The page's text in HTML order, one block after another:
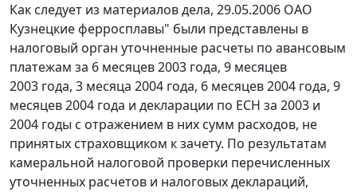
Как следует из материалов дела, 29.05.2006 ОАО
Кузнецкие ферросплавы" были представлены в
налоговый орган уточненные расчеты по авансовым
платежам за 6 месяцев 2003 года, 9 месяцев
2003 года, 3 месяца 2004 года, 6 месяцев 2004 года, 9
месяцев 2004 года и декларации по ЕСН за 2003 и
2004 годы с отражением в них сумм расходов, не
принятых страховщиком к зачету. По результатам
камеральной налоговой проверки перечисленных
уточненных расчетов и налоговых деклараций,